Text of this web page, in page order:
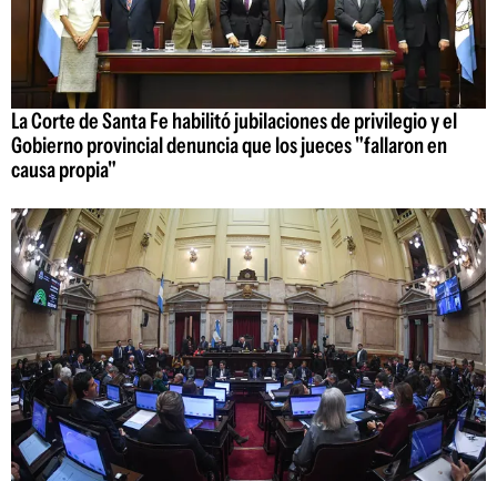
La Corte de Santa Fe habilitó jubilaciones de privilegio y el
Gobierno provincial denuncia que los jueces "fallaron en
causa propia"